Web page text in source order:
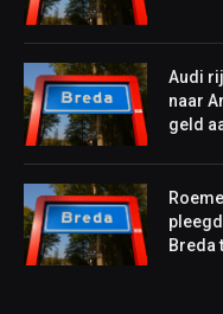
Audi
naar
geld
Breda